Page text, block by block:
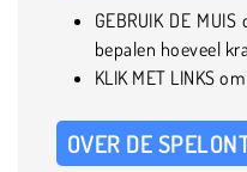
GEBRUIK DE
bepalen hoeveel
KLIK MET LINKS
OVER DE